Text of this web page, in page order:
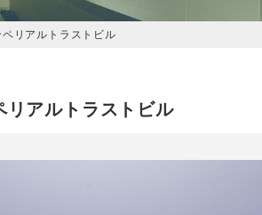
企業情報
保有物件
ペリアルトラストビル
リアルトラストビル